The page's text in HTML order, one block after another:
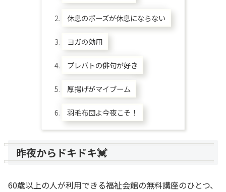
休息のポーズが休息にならない
ヨガの効用
プレバトの俳句が好き
厚揚げがマイブーム
羽毛布団よ今夜こそ！
昨夜からドキドキ💓
60歳以上の人が利用できる福祉会館の無料講座のひとつ、